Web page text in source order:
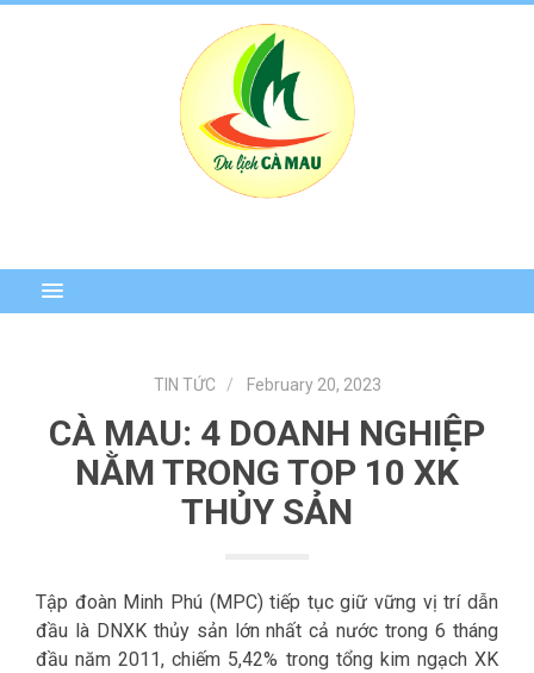
TIN TỨC February 20, 2023
CÀ MAU: 4 DOANH NGHIỆP
NẰM TRONG TOP 10 XK
THỦY SẢN
Tập đoàn Minh Phú (MPC) tiếp tục giữ vững vị trí dẫn
đầu là DNXK thủy sản lớn nhất cả nước trong 6 tháng
đầu năm 2011, chiếm 5,42% trong tổng kim ngạch XK